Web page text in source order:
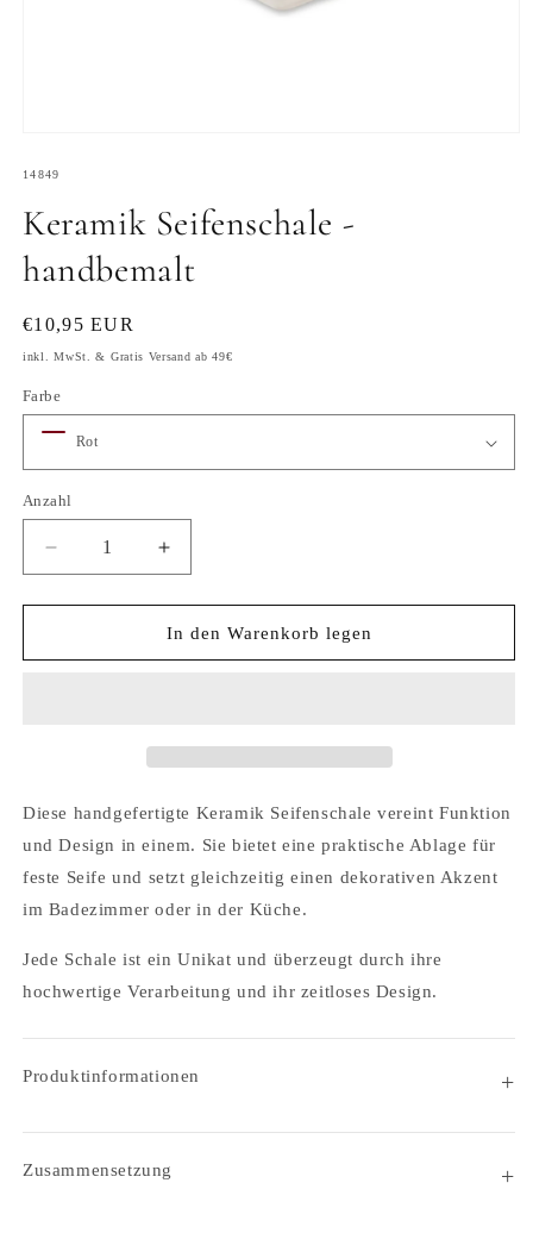
in
öffnen
SKU:
14849
Keramik Seifenschale -
handbemalt
Normaler
Preis
€10,95 EUR
inkl. MwSt. & Gratis Versand ab 49€
Farbe
Anzahl
Anzahl
Verringere
die
Menge
Keramik
Erhöhe
die
Menge
für
Keramik
In den Warenkorb legen
Diese handgefertigte Keramik Seifenschale vereint Funktion
und Design in einem. Sie bietet eine praktische Ablage für
feste Seife und setzt gleichzeitig einen dekorativen Akzent
im Badezimmer oder in der Küche.
Jede Schale ist ein Unikat und überzeugt durch ihre
hochwertige Verarbeitung und ihr zeitloses Design.
Produktinformationen
Zusammensetzung